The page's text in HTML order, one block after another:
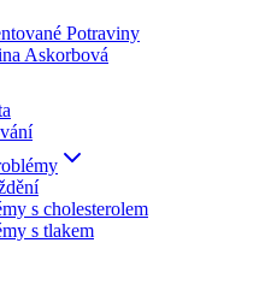
Potraviny
Askorbová
s cholesterolem
s tlakem